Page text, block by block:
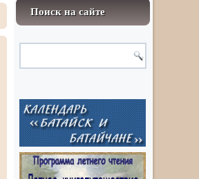
Поиск на сайте